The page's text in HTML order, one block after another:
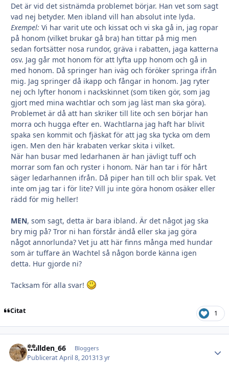
Det är vid det sistnämda problemet börjar. Han vet som sagt
vad nej betyder. Men ibland vill han absolut inte lyda.
Exempel: Vi har varit ute och kissat och vi ska gå in, jag ropar
på honom (vilket brukar gå bra) han tittar på mig men
sedan fortsätter nosa rundor, gräva i rabatten, jaga katterna
osv. Jag går mot honom för att lyfta upp honom och gå in
med honom. Då springer han iväg och föröker springa ifrån
mig. Jag springer då ikapp och fångar in honom. Jag ryter
nej och lyfter honom i nackskinnet (som tiken gör, som jag
gjort med mina wachtlar och som jag läst man ska göra).
Problemet är då att han skriker till lite och sen börjar han
morra och hugga efter en. Wachtlarna jag haft har blivit
spaka sen kommit och fjäskat för att jag ska tycka om dem
igen. Men den här krabaten verkar skita i vilket.
När han busar med ledarhanen är han jävligt tuff och
morrar som fan och ryster i honom. När han tar i för hårt
säger ledarhannen ifrån. Då piper han till och blir spak. Vet
inte om jag tar i för lite? Vill ju inte göra honom osäker eller
rädd för mig heller!
MEN, som sagt, detta är bara ibland. Är det något jag ska
bry mig på? Tror ni han förstår ändå eller ska jag göra
något annorlunda? Vet ju att här finns många med hundar
som är tuffare än Wachtel så någon borde känna igen
detta. Hur gjorde ni?
Tacksam för alla svar!
Citat 1
wallden_66 Bloggers
PubliceratApril 8, 201313 yr